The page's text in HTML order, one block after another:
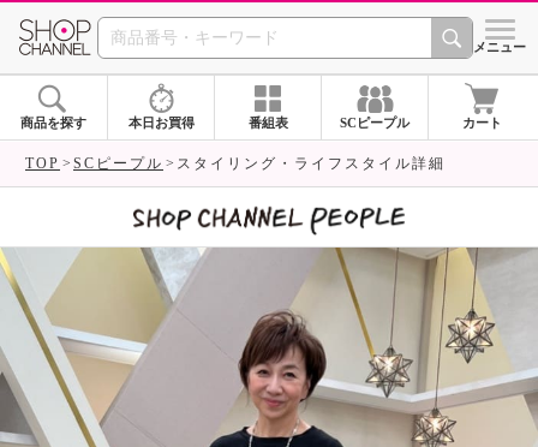
SHOP CHANNEL シメニュー
商品を探す 本日お買得 番組表 SCピープル カート
TOP SCピープル スタイリング・ライフスタイル詳細